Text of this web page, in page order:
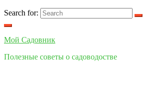
Search for:
Мой Cадовник
Полезные советы о садоводостве